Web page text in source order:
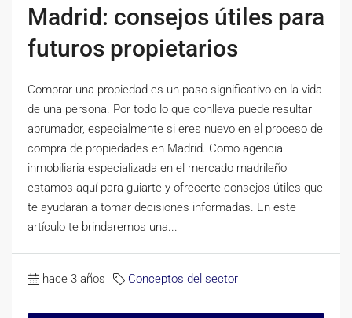
Madrid: consejos útiles para
futuros propietarios
Comprar una propiedad es un paso significativo en la vida
de una persona. Por todo lo que conlleva puede resultar
abrumador, especialmente si eres nuevo en el proceso de
compra de propiedades en Madrid. Como agencia
inmobiliaria especializada en el mercado madrileño
estamos aquí para guiarte y ofrecerte consejos útiles que
te ayudarán a tomar decisiones informadas. En este
artículo te brindaremos una...
hace 3 años Conceptos del sector